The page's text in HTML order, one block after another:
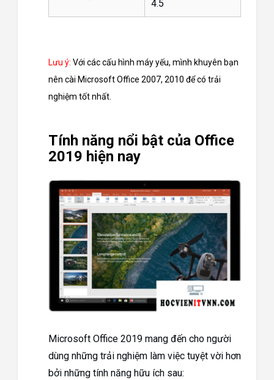
4.5
Lưu ý: Với các cấu hình máy yếu, mình khuyên bạn
nên cài Microsoft Office 2007, 2010 để có trải
nghiệm tốt nhất.
Tính năng nổi bật của Office
2019 hiện nay
Microsoft Office 2019 mang đến cho người
dùng những trải nghiệm làm việc tuyệt vời hơn
bởi những tính năng hữu ích sau: